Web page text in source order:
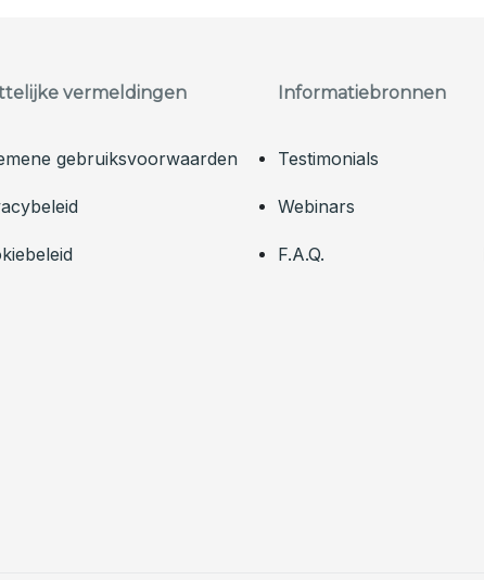
vermeldingen
gebruiksvoorwaarden
Informatiebronnen
Testimonials
Webinars
F.A.Q.